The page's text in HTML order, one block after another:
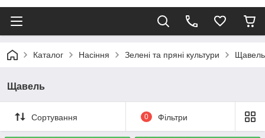
Каталог Насіння Зелені та пряні культури Щавель
Щавель
Сортування 0 Фільтри